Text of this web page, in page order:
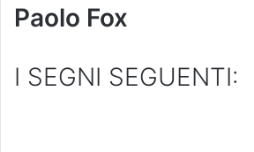
Paolo Fox
I SEGNI SEGUENTI: